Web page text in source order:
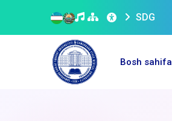
SDG
Bosh sahifa